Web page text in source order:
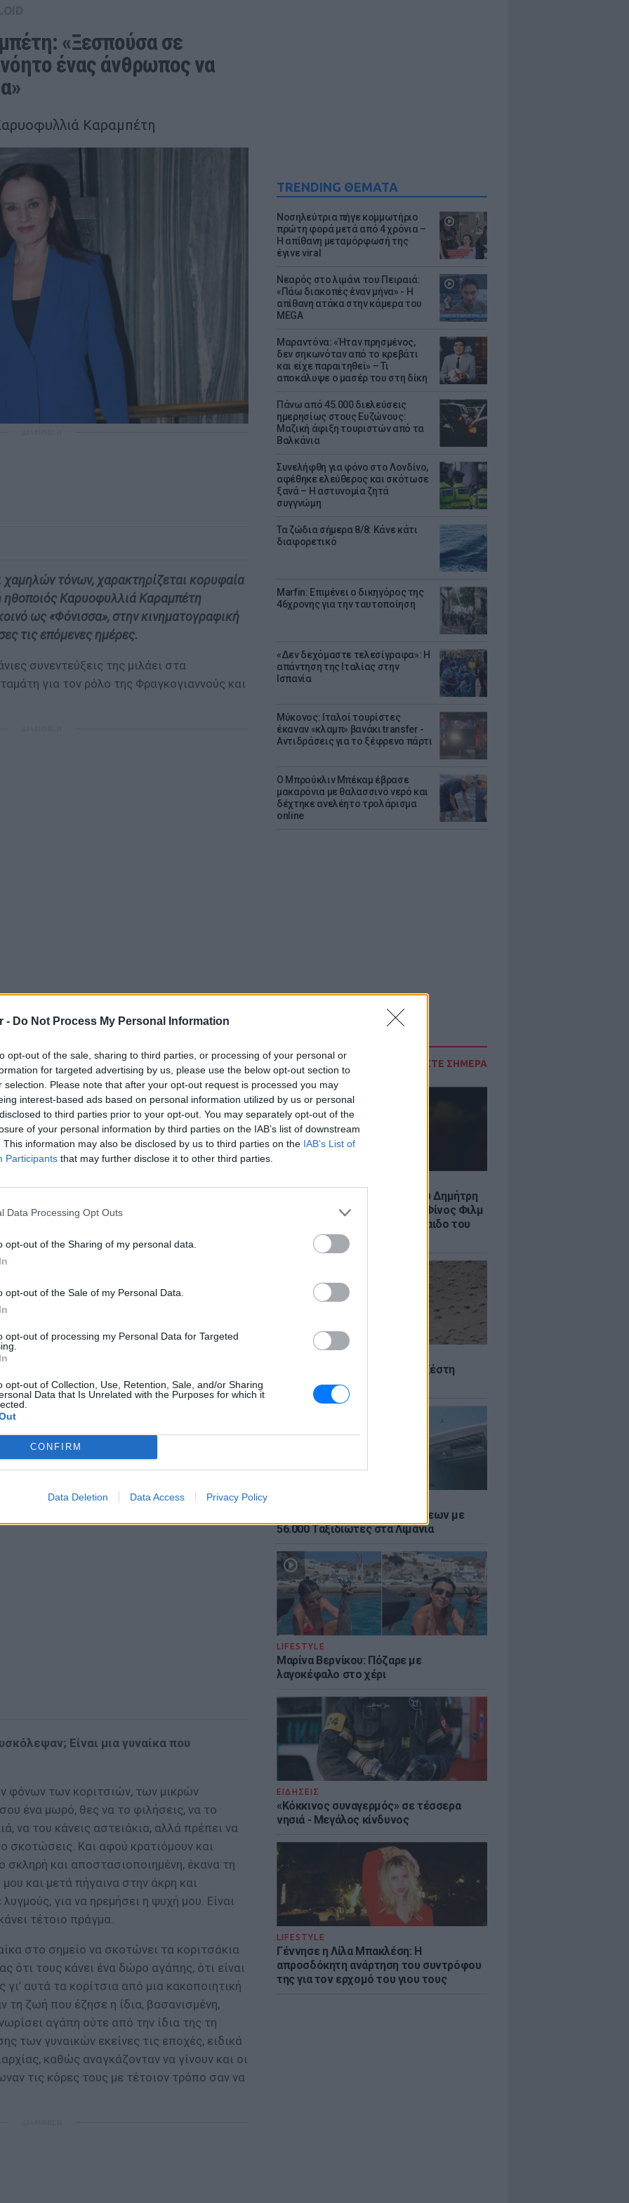
- Do Not Process My Personal Information
opt-out of the sale, sharing to third parties, or processing of your personal or
for targeted advertising by us, please use the below opt-out section to
selection. Please note that after your opt-out request is processed you may
interest-based ads based on personal information utilized by us or personal
to third parties prior to your opt-out. You may separately opt-out of the
of your personal information by third parties on the IAB’s list of downstream
This information may also be disclosed by us to third parties on the IAB’s List of
Participants that may further disclose it to other third parties.
Data Processing Opt Outs
opt-out of the Sharing of my personal data.
opt-out of the Sale of my Personal Data.
opt-out of processing my Personal Data for Targeted
opt-out of Collection, Use, Retention, Sale, and/or Sharing
Data that Is Unrelated with the Purposes for which it
CONFIRM
Data Deletion Data Access Privacy Policy
TRENDING ΘΕΜΑΤΑ
Νοσηλεύτρια πήγε κομμωτήριο
πρώτη φορά μετά από 4 χρόνια –
Η απίθανη μεταμόρφωσή της
έγινε viral
Νεαρός στο λιμάνι του Πειραιά:
«Πάω διακοπές έναν μήνα» - Η
απίθανη ατάκα στην κάμερα του
MEGA
Μαραντόνα: «Ήταν πρησμένος,
δεν σηκωνόταν από το κρεβάτι
και είχε παραιτηθεί» – Τι
αποκάλυψε ο μασέρ του στη δίκη
Πάνω από 45.000 διελεύσεις
ημερησίως στους Ευζώνους:
Μαζική άφιξη τουριστών από τα
Βαλκάνια
Συνελήφθη για φόνο στο Λονδίνο,
αφέθηκε ελεύθερος και σκότωσε
ξανά – Η αστυνομία ζητά
συγγνώμη
Τα ζώδια σήμερα 8/8: Κάνε κάτι
διαφορετικό
Marfin: Επιμένει ο δικηγόρος της
46χρονης για την ταυτοποίηση
«Δεν δεχόμαστε τελεσίγραφα»: Η
απάντηση της Ιταλίας στην
Ισπανία
Μύκονος: Ιταλοί τουρίστες
έκαναν «κλαμπ» βανάκι transfer -
Αντιδράσεις για το ξέφρενο πάρτι
Ο Μπρούκλιν Μπέκαμ έβρασε
μακαρόνια με θαλασσινό νερό και
δέχτηκε ανελέητο τρολάρισμα
online
ΔΙΑΒΑΣΤΕ ΣΗΜΕΡΑ
22 χρόνια από τον θάνατο του Δημήτρη
Παπαμιχαήλ: Η ανάρτηση της Φίνος Φιλμ
για το «γοητευτικό λεβεντόπαιδο του
ελληνικού σινεμά»
Καιρός: Πού θα «χτυπήσει» η ζέστη
Αύγουστος: Ρεκόρ Αναχωρήσεων με
56.000 Ταξιδιώτες στα Λιμάνια
LIFESTYLE
Μαρίνα Βερνίκου: Πόζαρε με
λαγοκέφαλο στο χέρι
ΕΙΔΗΣΕΙΣ
«Κόκκινος συναγερμός» σε τέσσερα
νησιά - Μεγάλος κίνδυνος
LIFESTYLE
Γέννησε η Λίλα Μπακλέση: Η
απροσδόκητη ανάρτηση του συντρόφου
της για τον ερχομό του γιου τους
«Ξεσπούσα σε
ένας άνθρωπος να
Καραμπέτη
χαµηλών τόνων, χαρακτηρίζεται κορυφαία
ηθοποιός Καρυοφυλλιά Καραµπέτη
ως «Φόνισσα», στην κινηµατογραφική
τις επόµενες ηµέρες.
συνεντεύξεις της µιλάει στα
για τον ρόλο της Φραγκογιαννούς και
την ταινία που βασίζεται στο
Παπαδιαµάντη του 1912 και στην
Φραγκογιαννούς.
στις 30 Νοεµβρίου. Εγώ την έχω
Θεσσαλονίκης, όπου προβλήθηκε και
από λίγες ηµέρες, στην επίσηµη πρεµιέρα
ένας ρόλος πολυεπίπεδος, που είναι
θα κληθεί να τον ερµηνεύσει. Εγώ
ίσως µου γίνει η πρόταση να παίξω αυτόν
µου ήρθε η πρόταση να τον κάνω στον
και µάλιστα η πρόταση αυτή µου έγινε
φίλη µου χρόνια, έχουµε συνεργαστεί
πόσο σπουδαία σκηνογράφος και
και σε µια ιδιότητα στην οποία δεν είχε
ταινία µικρού µήκους πέρυσι, που
ΔΙΑΦΗΜΙΣΗ
Είναι µια γυναίκα που
φόνων των κοριτσιών, των µικρών
ένα µωρό, θες να το φιλήσεις, να το
να του κάνεις αστειάκια, αλλά πρέπει να
σκοτώσεις. Και αφού κρατιόµουν και
και αποστασιοποιηµένη, έκανα τη
και µετά πήγαινα στην άκρη και
για να ηρεµήσει η ψυχή µου. Είναι
τέτοιο πράγµα.
στο σηµείο να σκοτώνει τα κοριτσάκια
ότι τους κάνει ένα δώρο αγάπης, ότι είναι
αυτά τα κορίτσια από µια κακοποιητική
ζωή που έζησε η ίδια, βασανισµένη,
αγάπη ούτε από την ίδια της τη
των γυναικών εκείνες τις εποχές, ειδικά
καθώς αναγκάζονταν να γίνουν και οι
τις κόρες τους µε τέτοιον τρόπο σαν να